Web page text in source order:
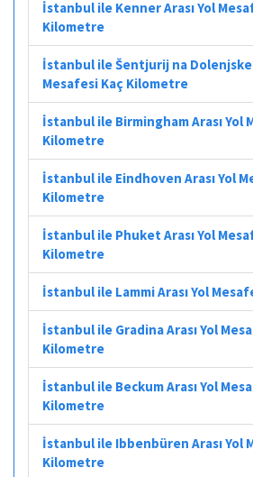
İstanbul ile Kenner Arası Yol
Kilometre
İstanbul ile Šentjurij na
Mesafesi Kaç Kilometre
İstanbul ile Birmingham Arası Yol
Kilometre
İstanbul ile Eindhoven Arası Yol
Kilometre
İstanbul ile Phuket Arası Yol
Kilometre
İstanbul ile Lammi Arası Yol
İstanbul ile Gradina Arası Yol
Kilometre
İstanbul ile Beckum Arası Yol
Kilometre
İstanbul ile Ibbenbüren Arası Yol
Kilometre